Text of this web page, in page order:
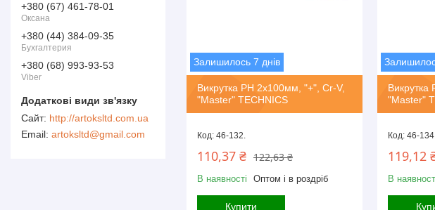
Залишилось 7 днів
Викрутка PH 2х100мм, "+", Cr-V,
"Master" TECHNICS
46-132.
122,63 ₴
110,37 ₴
В наявності Оптом і в роздріб
Купити
Викрутка
"Master"
46-
119,12
В
+380 (67) 461-78-01
Оксана
+380 (44) 384-09-35
Бухгалтерия
+380 (68) 993-93-53
Viber
http://artoksltd.com.ua
artoksltd@gmail.com